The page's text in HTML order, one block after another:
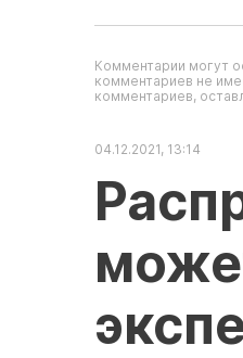
Комментарии могут
комментариев не
комментариев,
04.12.2021, 13:14